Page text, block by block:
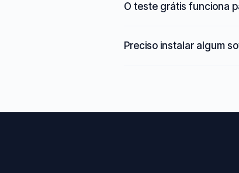
O teste grátis funciona
Preciso instalar algum